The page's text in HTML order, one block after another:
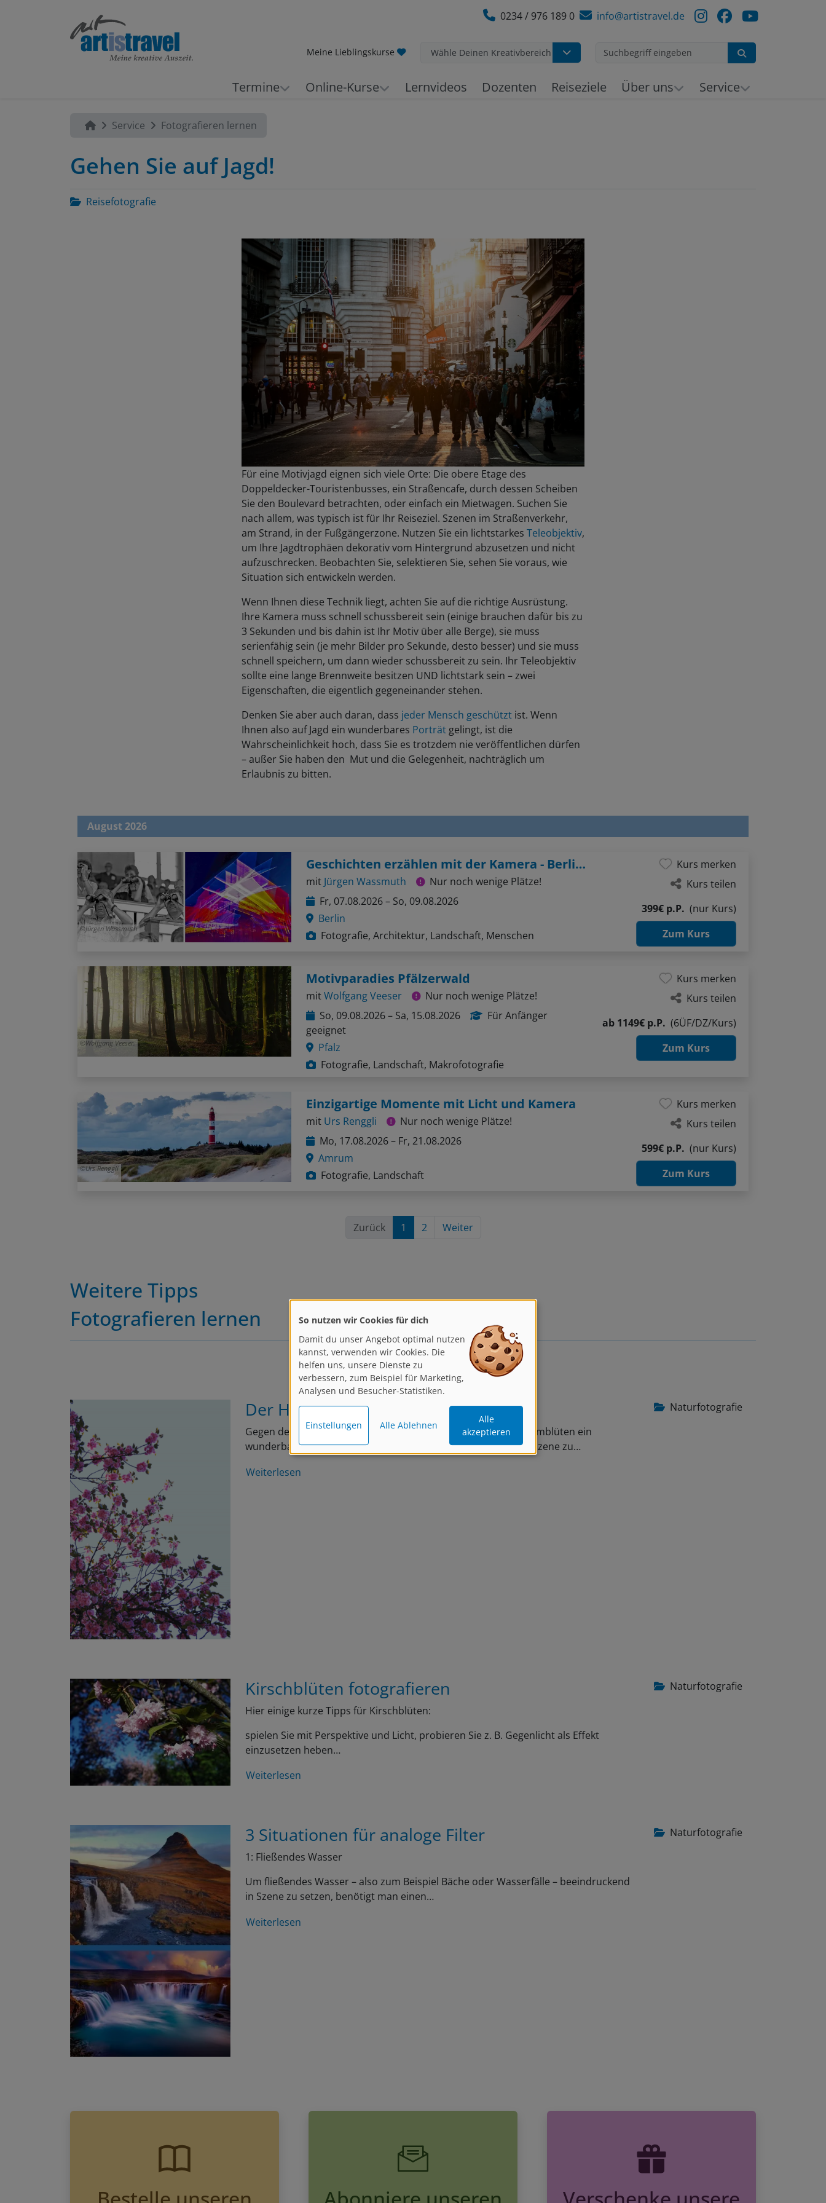
0234 / 976 189 0 info@artistravel.de
Meine Lieblingskurse Wähle Deinen Kreativbereich
Termine Online-Kurse Lernvideos Dozenten Reiseziele Über uns Service
Service Fotografieren lernen
Gehen Sie auf Jagd!
Reisefotografie
Für eine Motivjagd eignen sich viele Orte: Die obere Etage des
Doppeldecker-Touristenbusses, ein Straßencafe, durch dessen Scheiben
Sie den Boulevard betrachten, oder einfach ein Mietwagen. Suchen Sie
nach allem, was typisch ist für Ihr Reiseziel. Szenen im Straßenverkehr,
am Strand, in der Fußgängerzone. Nutzen Sie ein lichtstarkes Teleobjektiv,
um Ihre Jagdtrophäen dekorativ vom Hintergrund abzusetzen und nicht
aufzuschrecken. Beobachten Sie, selektieren Sie, sehen Sie voraus, wie
Situation sich entwickeln werden.
Wenn Ihnen diese Technik liegt, achten Sie auf die richtige Ausrüstung.
Ihre Kamera muss schnell schussbereit sein (einige brauchen dafür bis zu
3 Sekunden und bis dahin ist Ihr Motiv über alle Berge), sie muss
serienfähig sein (je mehr Bilder pro Sekunde, desto besser) und sie muss
schnell speichern, um dann wieder schussbereit zu sein. Ihr Teleobjektiv
sollte eine lange Brennweite besitzen UND lichtstark sein – zwei
Eigenschaften, die eigentlich gegeneinander stehen.
Denken Sie aber auch daran, dass jeder Mensch geschützt ist. Wenn
Ihnen also auf Jagd ein wunderbares Porträt gelingt, ist die
Wahrscheinlichkeit hoch, dass Sie es trotzdem nie veröffentlichen dürfen
– außer Sie haben den Mut und die Gelegenheit, nachträglich um
Erlaubnis zu bitten.
August 2026
Jürgen Wassmuth
Geschichten erzählen mit der Kamera - Berlin-Inspiration
mit Jürgen Wassmuth
Nur noch wenige Plätze!
Fr, 07.08.2026 – So, 09.08.2026
Berlin
Fotografie, Architektur, Landschaft, Menschen
Kurs merken
Kurs teilen
399€ p.P. (nur Kurs)
Zum Kurs
Wolfgang Veeser.
Motivparadies Pfälzerwald
mitWolfgang Veeser
Nur noch wenige Plätze!
So, 09.08.2026 – Sa, 15.08.2026
Für Anfänger
geeignet
Pfalz
Fotografie, Landschaft, Makrofotografie
Kurs merken
Kurs teilen
ab 1149€ p.P. (6ÜF/DZ/Kurs)
Zum Kurs
Urs Renggli
Einzigartige Momente mit Licht und Kamera
mit Urs Renggli
Nur noch wenige Plätze!
Mo, 17.08.2026 – Fr, 21.08.2026
Amrum
Fotografie, Landschaft
Kurs merken
Kurs teilen
599€ p.P. (nur Kurs)
Zum Kurs
Zurück 1 2 Weiter
Weitere Tipps
Fotografieren lernen
Naturfotografie
Der Himmel als Hintergrund
Gegen den Himmel zu fotografieren ergibt z. B. bei bunten Baumblüten ein
wunderbares Motiv, ist aber gar nicht so leicht fotografisch in Szene zu…
Weiterlesen
Naturfotografie
Kirschblüten fotografieren
Hier einige kurze Tipps für Kirschblüten:
spielen Sie mit Perspektive und Licht, probieren Sie z. B. Gegenlicht als Effekt
einzusetzen heben…
Weiterlesen
Naturfotografie
3 Situationen für analoge Filter
1: Fließendes Wasser
Um fließendes Wasser – also zum Beispiel Bäche oder Wasserfälle – beeindruckend
in Szene zu setzen, benötigt man einen…
Weiterlesen
So nutzen wir Cookies für dich
Damit du unser Angebot optimal nutzen
kannst, verwenden wir Cookies. Die
helfen uns, unsere Dienste zu
verbessern, zum Beispiel für Marketing,
Analysen und Besucher-Statistiken.
Einstellungen Alle Ablehnen
Alle
akzeptieren